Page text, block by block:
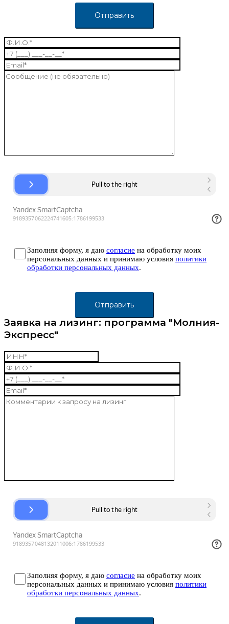
Заполняя форму, я даю согласие на обработку моих
персональных данных и принимаю условия политики
обработки персональных данных.
Заявка на лизинг: программа "Молния-
Экспресс"
Заполняя форму, я даю согласие на обработку моих
персональных данных и принимаю условия политики
обработки персональных данных.